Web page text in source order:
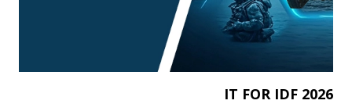
IT FOR IDF 2026